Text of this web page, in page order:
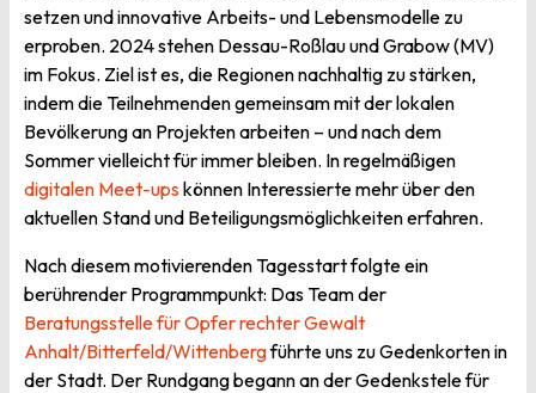
setzen und innovative Arbeits- und Lebensmodelle zu
erproben. 2024 stehen Dessau-Roßlau und Grabow (MV)
im Fokus. Ziel ist es, die Regionen nachhaltig zu stärken,
indem die Teilnehmenden gemeinsam mit der lokalen
Bevölkerung an Projekten arbeiten – und nach dem
Sommer vielleicht für immer bleiben. In regelmäßigen
digitalen Meet-upskönnen Interessierte mehr über den
aktuellen Stand und Beteiligungsmöglichkeiten erfahren.
Nach diesem motivierenden Tagesstart folgte ein
berührender Programmpunkt: Das Team der
Beratungsstelle für Opfer rechter Gewalt
Anhalt/Bitterfeld/Wittenbergführte uns zu Gedenkorten in
der Stadt. Der Rundgang begann an der Gedenkstele für